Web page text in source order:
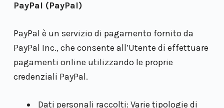
PayPal (PayPal)
PayPal è un servizio di pagamento fornito da
PayPal Inc., che consente all’Utente di effettuare
pagamenti online utilizzando le proprie
credenziali PayPal.
Dati personali raccolti: Varie tipologie di